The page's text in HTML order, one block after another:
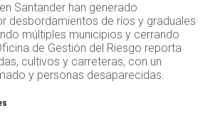
Santander han generado
desbordamientos de ríos y graduales
múltiples municipios y cerrando
de Gestión del Riesgo reporta
cultivos y carreteras, con un
y personas desaparecidas.